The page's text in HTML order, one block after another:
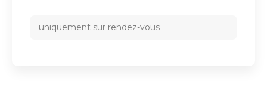
uniquement sur rendez-vous